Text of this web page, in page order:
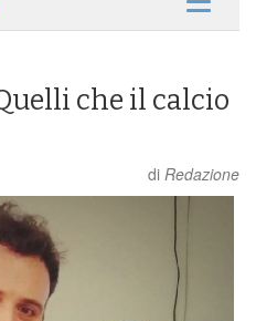
che il calcio
di Redazione